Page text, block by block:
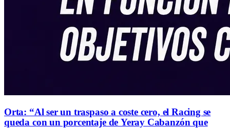
Orta: “Al ser un traspaso a coste cero, el Racing se
queda con un porcentaje de Yeray Cabanzón que